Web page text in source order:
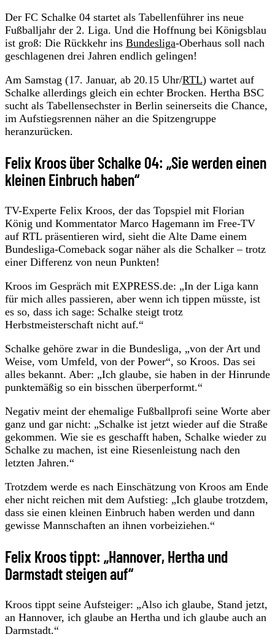
Der FC Schalke 04 startet als Tabellenführer ins neue
Fußballjahr der 2. Liga. Und die Hoffnung bei Königsblau
ist groß: Die Rückkehr ins Bundesliga-Oberhaus soll nach
geschlagenen drei Jahren endlich gelingen!
Am Samstag (17. Januar, ab 20.15 Uhr/RTL) wartet auf
Schalke allerdings gleich ein echter Brocken. Hertha BSC
sucht als Tabellensechster in Berlin seinerseits die Chance,
im Aufstiegsrennen näher an die Spitzengruppe
heranzurücken.
Felix Kroos über Schalke 04: „Sie werden einen
kleinen Einbruch haben“
TV-Experte Felix Kroos, der das Topspiel mit Florian
König und Kommentator Marco Hagemann im Free-TV
auf RTL präsentieren wird, sieht die Alte Dame einem
Bundesliga-Comeback sogar näher als die Schalker – trotz
einer Differenz von neun Punkten!
Kroos im Gespräch mit EXPRESS.de: „In der Liga kann
für mich alles passieren, aber wenn ich tippen müsste, ist
es so, dass ich sage: Schalke steigt trotz
Herbstmeisterschaft nicht auf.“
Schalke gehöre zwar in die Bundesliga, „von der Art und
Weise, vom Umfeld, von der Power“, so Kroos. Das sei
alles bekannt. Aber: „Ich glaube, sie haben in der Hinrunde
punktemäßig so ein bisschen überperformt.“
Negativ meint der ehemalige Fußballprofi seine Worte aber
ganz und gar nicht: „Schalke ist jetzt wieder auf die Straße
gekommen. Wie sie es geschafft haben, Schalke wieder zu
Schalke zu machen, ist eine Riesenleistung nach den
letzten Jahren.“
Trotzdem werde es nach Einschätzung von Kroos am Ende
eher nicht reichen mit dem Aufstieg: „Ich glaube trotzdem,
dass sie einen kleinen Einbruch haben werden und dann
gewisse Mannschaften an ihnen vorbeiziehen.“
Felix Kroos tippt: „Hannover, Hertha und
Darmstadt steigen auf“
Kroos tippt seine Aufsteiger: „Also ich glaube, Stand jetzt,
an Hannover, ich glaube an Hertha und ich glaube auch an
Darmstadt.“